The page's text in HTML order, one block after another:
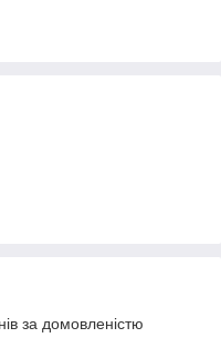
за домовленістю